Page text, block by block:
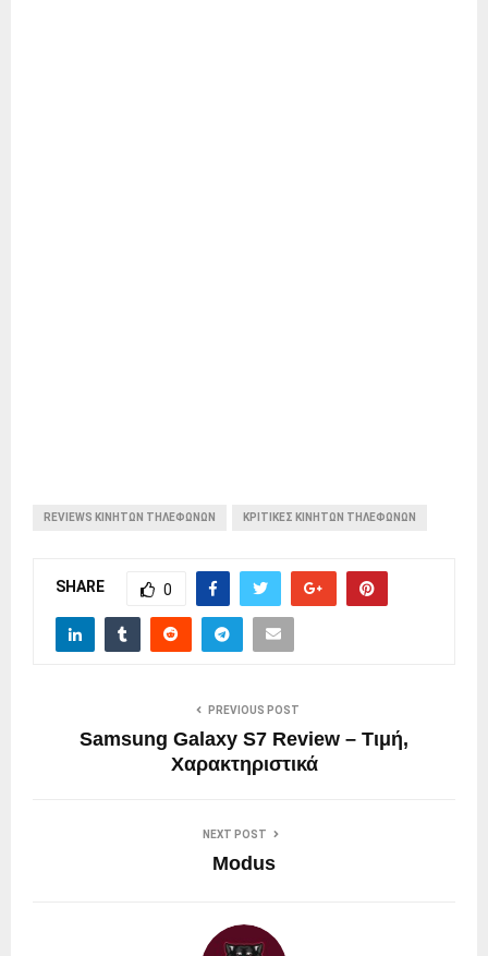
REVIEWS ΚΙΝΗΤΩΝ ΤΗΛΕΦΩΝΩΝ ΚΡΙΤΙΚΕΣ ΚΙΝΗΤΩΝ ΤΗΛΕΦΩΝΩΝ
SHARE 0
PREVIOUS POST
Samsung Galaxy S7 Review – Τιμή,
Χαρακτηριστικά
NEXT POST
Modus